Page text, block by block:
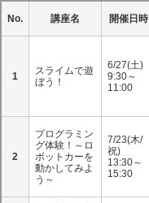
No. 講座名 開催日時
1
スライムで遊
ぼう！
6/27(土)
9:30～
11:00
2
プログラミン
グ体験！～ロ
ボットカーを
動かしてみよ
う～
7/23(木/
祝)
13:30～
15:30